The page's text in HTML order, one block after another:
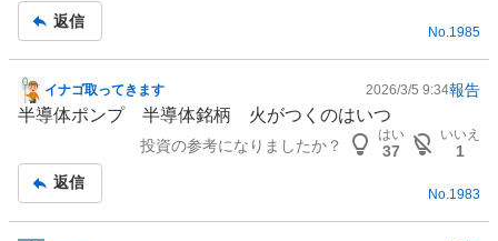
返信
No.1985
掲
示
事
イナゴ取ってきます 2026/3/5 9:34報告
半導体ポンプ 半導体銘柄 火がつくのはいつ
投資の参考になりましたか？
はい
37
いいえ
1
返信
No. 1983